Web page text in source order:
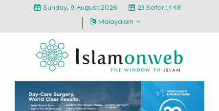
Sunday, 9 August 2026
23 Safar 1448
Malayalam